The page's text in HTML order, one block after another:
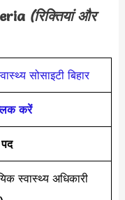
(रिक्तियां और
सोसाइटी बिहार
करें
स्वास्थ्य अधिकारी